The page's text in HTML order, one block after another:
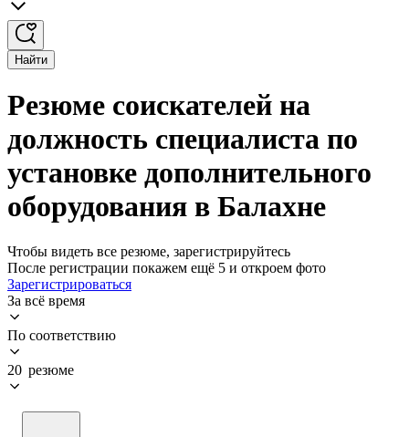
Найти
Резюме соискателей на
должность специалиста по
установке дополнительного
оборудования в Балахне
Чтобы видеть все резюме, зарегистрируйтесь
После регистрации покажем ещё 5 и откроем фото
Зарегистрироваться
За всё время
По соответствию
20 резюме